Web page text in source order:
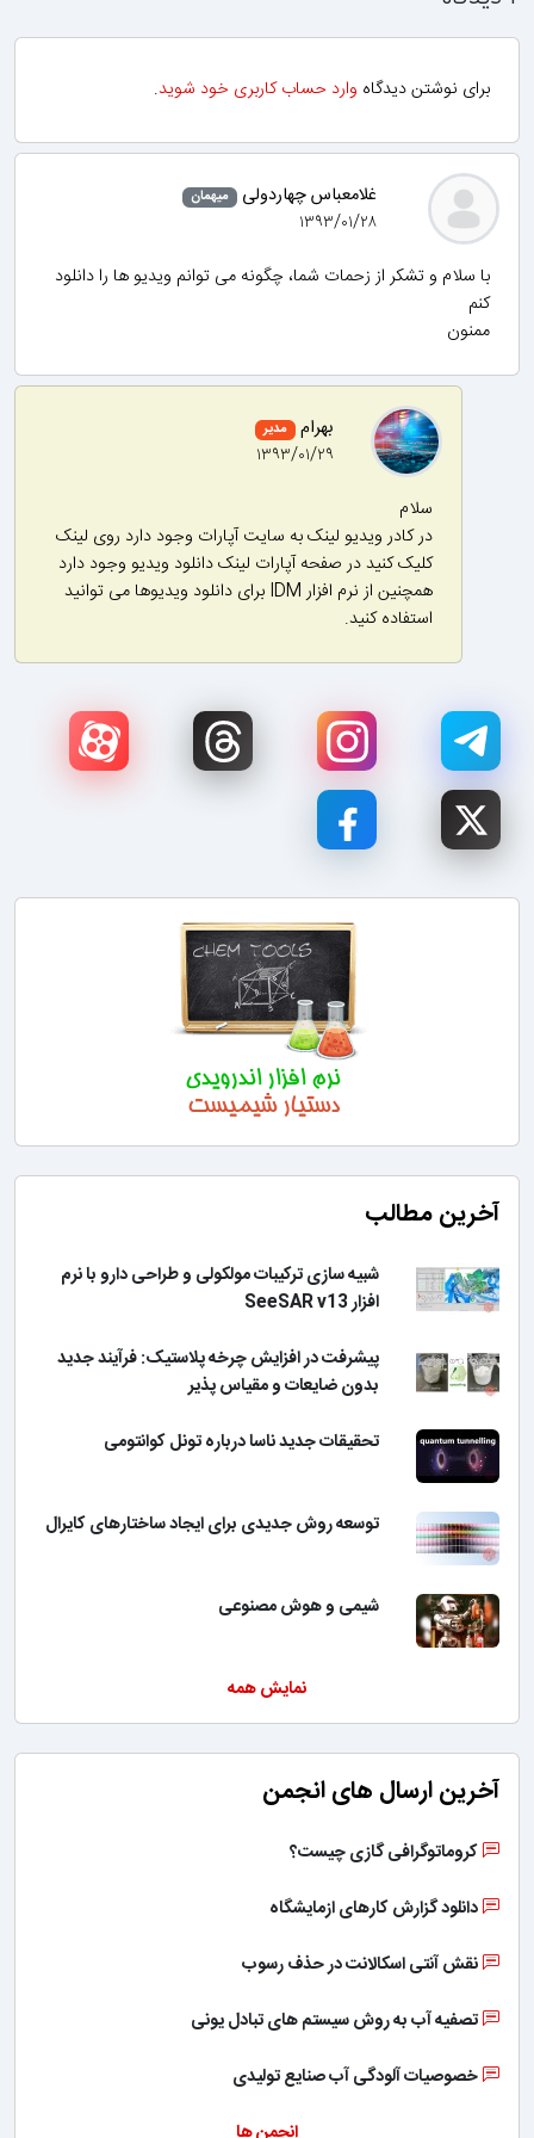
دیدگاهوارد حساب کاربری خود شوید.
غلامعباس چهاردولی میهمان
۱۳۹۳/۰۱/۲۸
و تشکر از زحمات شما، چگونه می توانم ویدیو ها را دانلود
بهرام
۱۳۹۳/۰۱/۲۹
در کادر ویدیو لینک به سایت آپارات وجود دارد روی لینک
کلیک کنید در صفحه آپارات لینک دانلود ویدیو وجود دارد
همچنین از نرم افزار IDM برای دانلود ویدیوها می توانید
استفاده کنید.
مطالب
شبیه سازی ترکیبات مولکولی و طراحی دارو با نرم
افزار SeeSAR v13
پیشرفت در افزایش چرخه پلاستیک: فرآیند جدید
بدون ضایعات و مقیاس پذیر
تحقیقات جدید ناسا درباره تونل کوانتومی
توسعه روش جدیدی برای ایجاد ساختارهای کایرال
شیمی و هوش مصنوعی
ارسال های انجمن
گازی چیست؟
گزارش کارهای ازمایشگاه
اسکالانت در حذف رسوب
آب به روش سیستم های تبادل یونی
آلودگی آب صنایع تولیدی